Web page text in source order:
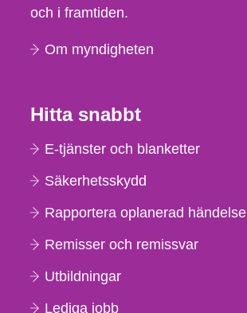
och i framtiden.
Om myndigheten
Hitta snabbt
E-tjänster och blanketter
Säkerhetsskydd
Rapportera oplanerad händelse
Remisser och remissvar
Utbildningar
Lediga jobb